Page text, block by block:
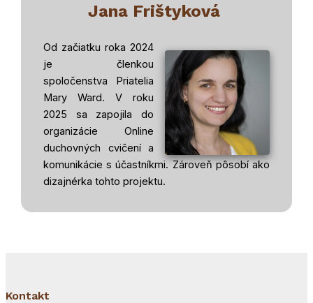
Jana Frištyková
Od začiatku roka 2024
je členkou
spoločenstva Priatelia
Mary Ward. V roku
2025 sa zapojila do
organizácie Online
duchovných cvičení a
komunikácie s účastníkmi. Zároveň pôsobí ako
dizajnérka tohto projektu.
Kontakt